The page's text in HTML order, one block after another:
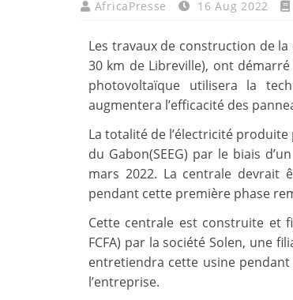
AfricaPresse 16 Aug 2022
Les travaux de construction de
30 km de Libreville), ont
photovoltaïque utilisera la
augmentera l’efficacité des
La totalité de l’électricité
du Gabon(SEEG) par le biais
mars 2022. La centrale devrait
pendant cette première phase
Cette centrale est construite et
FCFA) par la société Solen, une
entretiendra cette usine pendant
l’entreprise.